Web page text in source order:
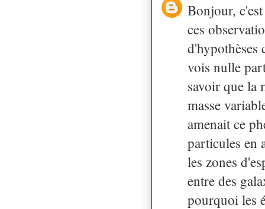
Bonjour,
ces
d'hypothèses
vois nulle
savoir que la
masse
amenait ce
particules en
les zones
entre des
pourquoi les